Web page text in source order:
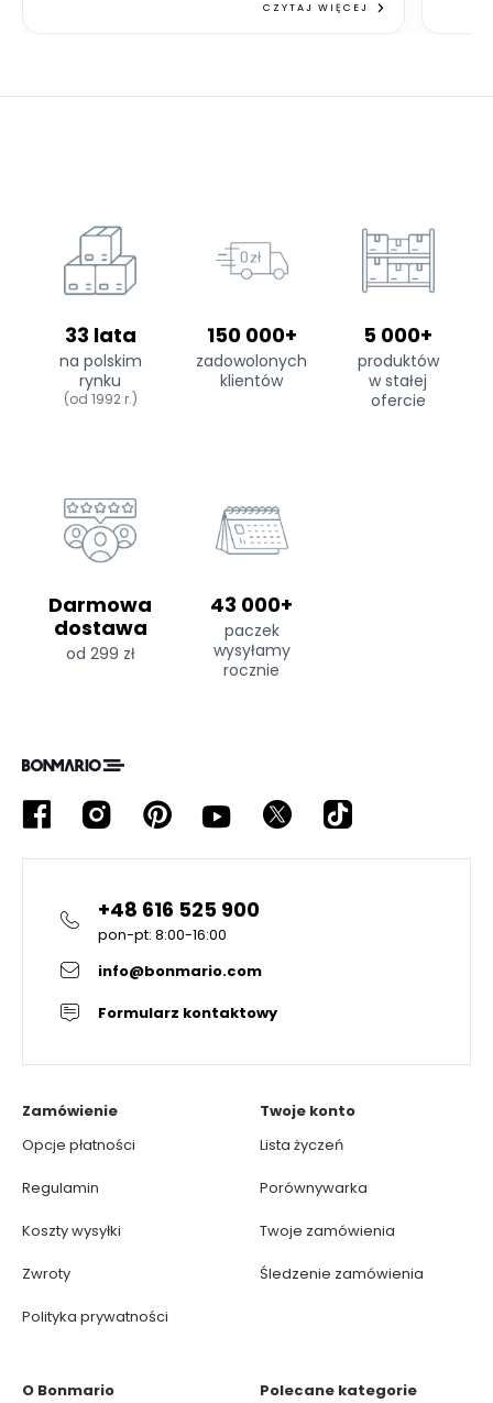
CZYTAJ WIĘCEJ
33 lata
na polskim
rynku
(od 1992 r.)
150 000+
zadowolonych
klientów
5 000+
produktów
w stałej
ofercie
Darmowa
dostawa
od 299 zł
43 000+
paczek
wysyłamy
rocznie
+48 616 525 900
pon-pt: 8:00-16:00
info@bonmario.com
Formularz kontaktowy
Zamówienie
Opcje płatności
Regulamin
Koszty wysyłki
Zwroty
Polityka prywatności
Twoje konto
Lista życzeń
Porównywarka
Twoje zamówienia
Śledzenie zamówienia
O Bonmario
Polecane kategorie